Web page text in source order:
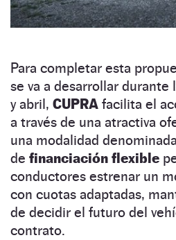
Para completar esta
se va a desarrollar durante
y abril, CUPRA facilita el
a través de una atractiva
una modalidad denominada
de financiación flexible
conductores estrenar un
con cuotas adaptadas,
de decidir el futuro del
contrato.